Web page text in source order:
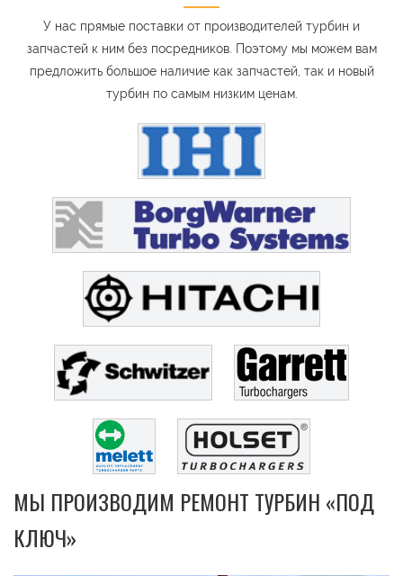
У нас прямые поставки от производителей турбин и
запчастей к ним без посредников. Поэтому мы можем вам
предложить большое наличие как запчастей, так и новый
турбин по самым низким ценам.
МЫ ПРОИЗВОДИМ РЕМОНТ ТУРБИН «ПОД
КЛЮЧ»